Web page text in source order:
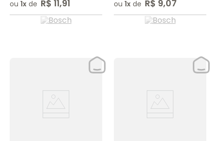
ou 1 de R$ 11,91 ou 1 de R$ 9,07